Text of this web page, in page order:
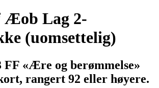
Æob Lag 2-
(uomsettelig)
FF «Ære og berømmelse»
rangert 92 eller høyere.